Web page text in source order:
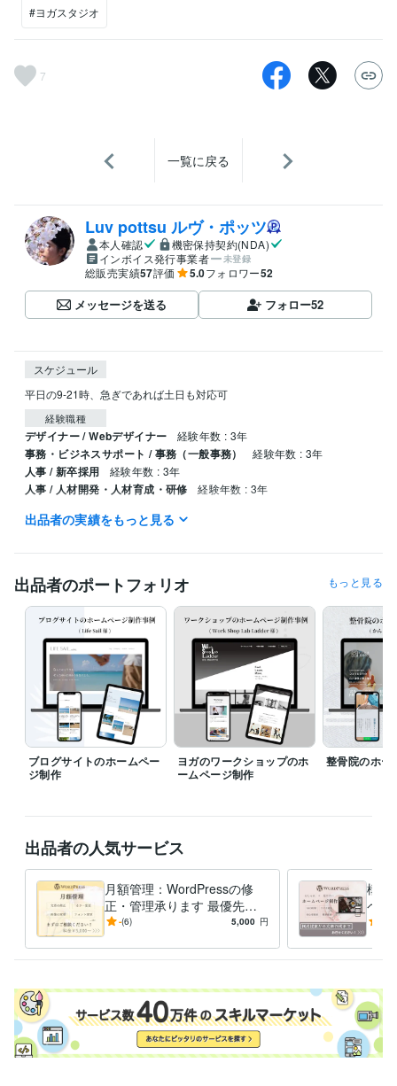
#ヨガスタジオ
7
一覧に戻る
Luv pottsu ルヴ・ポッツ
本人確認
機密保持契約(NDA)
インボイス発行事業者
未登録
総販売実績57評価 5.0フォロワー52
メッセージを送る フォロー52
スケジュール
平日の9-21時、急ぎであれば土日も対応可
経験職種
デザイナー / Webデザイナー 経験年数 : 3年
事務・ビジネスサポート / 事務（一般事務） 経験年数 : 3年
人事 / 新卒採用 経験年数 : 3年
人事 / 人材開発・人材育成・研修 経験年数 : 3年
ビジネス・クリエイティブツール
Google スライド:5年Google ドキュメント:5年Word:5年BASE:3年
Canva:3年
得意分野
Web制作・HP作成・EC構築 WEBホームページ作成
出品者の実績をもっと見る
出品者のポートフォリオ もっと見る
ブログサイトのホームペー
ジ制作
ヨガのワークショップのホ
ームページ制作
整骨院のホー
出品者の人気サービス
月額管理：WordPressの修
正・管理承ります 最優先で
即日対応！ / 月額制で安心サ
-(6) 5,000 円
構成
ペー
案・